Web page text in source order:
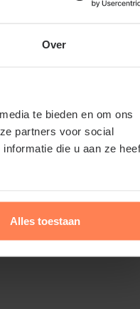
Over
te bieden en om ons
partners voor social
die u aan ze
Alles toestaan
tegen strenge vorst.
van de Hydrangea
onderhoud. Deze
een derde
waarop later de
de zomer genieten van